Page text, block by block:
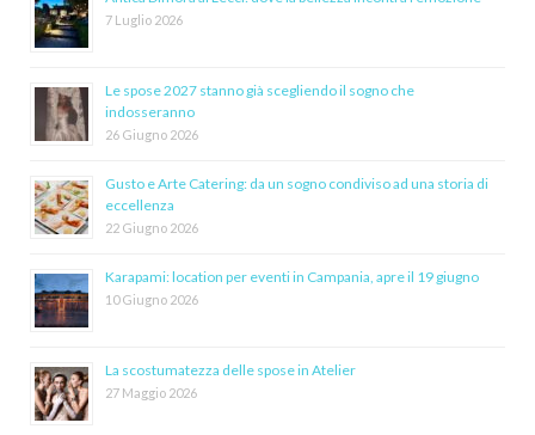
7 Luglio 2026
Le spose 2027 stanno già scegliendo il sogno che
indosseranno
26 Giugno 2026
Gusto e Arte Catering: da un sogno condiviso ad una storia di
eccellenza
22 Giugno 2026
Karapami: location per eventi in Campania, apre il 19 giugno
10 Giugno 2026
La scostumatezza delle spose in Atelier
27 Maggio 2026